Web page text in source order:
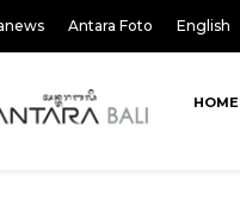
Antara Foto English
HOME